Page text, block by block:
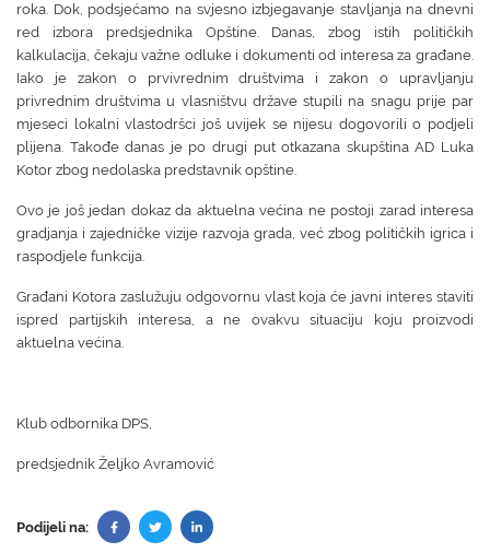
roka. Dok, podsjećamo na svjesno izbjegavanje stavljanja na dnevni
red izbora predsjednika Opštine. Danas, zbog istih političkih
kalkulacija, čekaju važne odluke i dokumenti od interesa za građane.
Iako je zakon o prvivrednim društvima i zakon o upravljanju
privrednim društvima u vlasništvu države stupili na snagu prije par
mjeseci lokalni vlastodršci još uvijek se nijesu dogovorili o podjeli
plijena. Takođe danas je po drugi put otkazana skupština AD Luka
Kotor zbog nedolaska predstavnik opštine.
Ovo je još jedan dokaz da aktuelna većina ne postoji zarad interesa
gradjanja i zajedničke vizije razvoja grada, već zbog političkih igrica i
raspodjele funkcija.
Građani Kotora zaslužuju odgovornu vlast koja će javni interes staviti
ispred partijskih interesa, a ne ovakvu situaciju koju proizvodi
aktuelna većina.
Klub odbornika DPS,
predsjednik Željko Avramović
Podijeli na: